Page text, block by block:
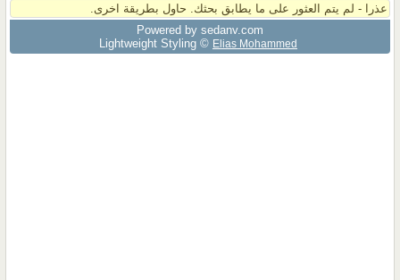
عذرا - لم يتم العثور على ما يطابق بحثك. حاول بطريقة اخرى.
Powered by sedany.com
Lightweight Styling © Elias Mohammed